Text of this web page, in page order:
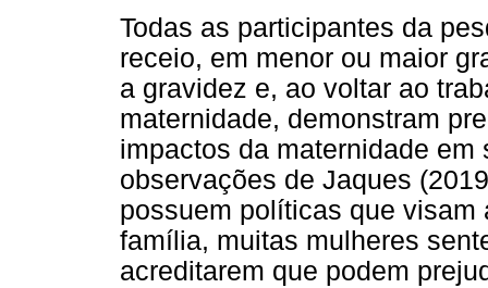
Todas as participantes da
receio, em menor ou maior
a gravidez e, ao voltar ao
maternidade, demonstram
impactos da maternidade
observações de Jaques
possuem políticas que visam
família, muitas mulheres
acreditarem que podem